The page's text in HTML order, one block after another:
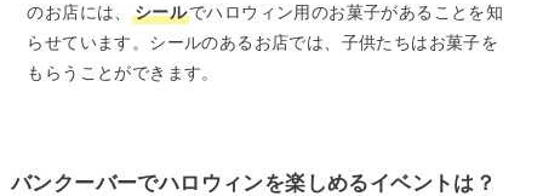
のお店には、
シールでハロウィン用のお菓子があることを知
らせています。シールのあるお店では、子供たちはお菓子を
もらうことができます。
バンクーバーでハロウィンを楽しめるイベントは？